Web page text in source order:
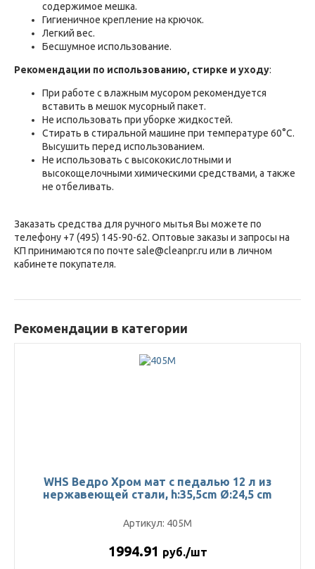
содержимое мешка.
Гигиеничное крепление на крючок.
Легкий вес.
Бесшумное использование.
Рекомендации по использованию, стирке и уходу:
При работе с влажным мусором рекомендуется
вставить в мешок мусорный пакет.
Не использовать при уборке жидкостей.
Стирать в стиральной машине при температуре 60°C.
Высушить перед использованием.
Не использовать с высококислотными и
высокощелочными химическими средствами, а также
не отбеливать.
Заказать средства для ручного мытья Вы можете по
телефону +7 (495) 145-90-62. Оптовые заказы и запросы на
КП принимаются по почте sale@cleanpr.ru или в личном
кабинете покупателя.
Рекомендации в категории
WHS Ведро Хром мат с педалью 12 л из
нержавеющей стали, h:35,5cm Ø:24,5 cm
Артикул: 405M
1994.91 руб./шт